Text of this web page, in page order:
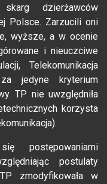
dzierżawców
Polsce. Zarzucili oni
wyższe, a w ocenie
i nieuczciwe
Telekomunikacja
jedyne kryterium
TP nie uwzględniła
korzysta
postępowaniami
postulaty
zmodyfikowała w